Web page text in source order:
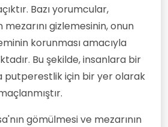
Bazı yorumcular,
mezarını gizlemesinin, onun
korunması amacıyla
Bu şekilde, insanlara bir
putperestlik için bir yer olarak
gömülmesi ve mezarının